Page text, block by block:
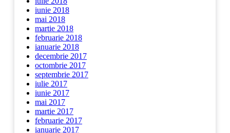
iunie 2018
mai 2018
martie 2018
februarie 2018
ianuarie 2018
decembrie 2017
octombrie 2017
septembrie 2017
iulie 2017
iunie 2017
mai 2017
martie 2017
februarie 2017
ianuarie 2017